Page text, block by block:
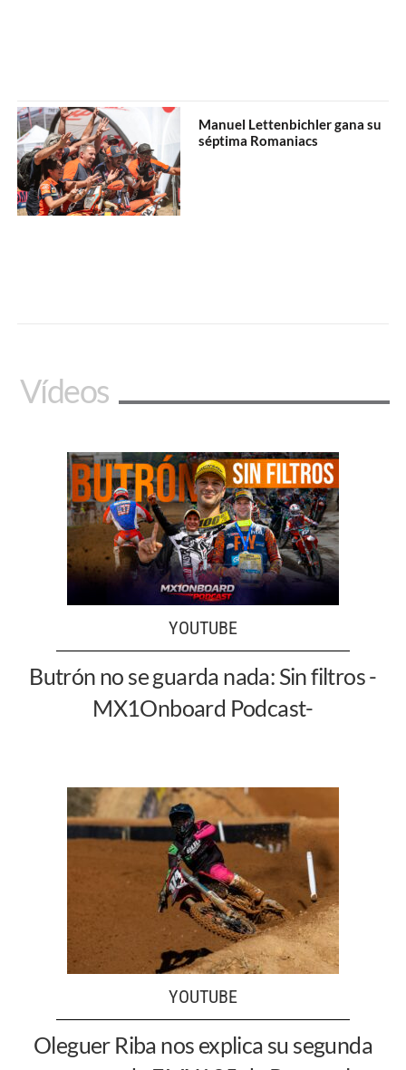
Manuel Lettenbichler gana su
séptima Romaniacs
Vídeos
YOUTUBE
Butrón no se guarda nada: Sin filtros -
MX1Onboard Podcast-
YOUTUBE
Oleguer Riba nos explica su segunda